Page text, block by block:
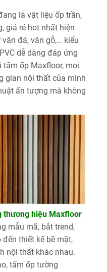
là vật liệu ốp trần,
giá rẻ hot nhất hiện
đá, vân gỗ,… kiểu
dễ dàng đáp ứng
tấm ốp Maxfloor, mọi
gian nội thất của mình
ấn tượng mà không
thương hiệu Maxfloor
mẫu mã, bắt trend,
thiết kế bề mặt,
nội thất khác nhau.
tấm ốp tường